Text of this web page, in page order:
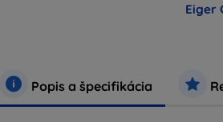
Eiger
Popis a špecifikácia